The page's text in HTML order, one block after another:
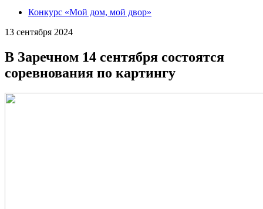
Конкурс «Мой дом, мой двор»
13 сентября 2024
В Заречном 14 сентября состоятся
соревнования по картингу